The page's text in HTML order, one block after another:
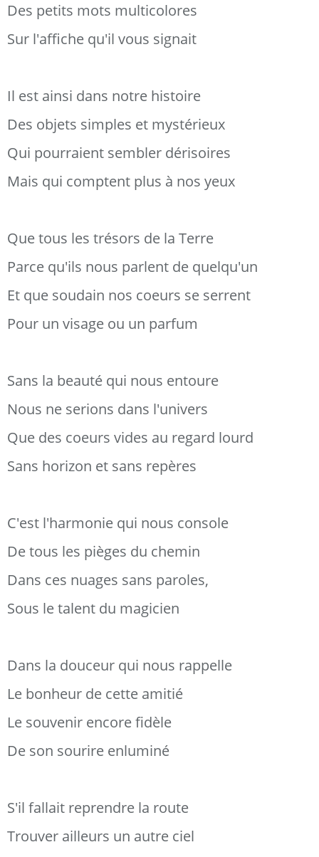
Des petits mots multicolores
Sur l'affiche qu'il vous signait
Il est ainsi dans notre histoire
Des objets simples et mystérieux
Qui pourraient sembler dérisoires
Mais qui comptent plus à nos yeux
Que tous les trésors de la Terre
Parce qu'ils nous parlent de quelqu'un
Et que soudain nos coeurs se serrent
Pour un visage ou un parfum
Sans la beauté qui nous entoure
Nous ne serions dans l'univers
Que des coeurs vides au regard lourd
Sans horizon et sans repères
C'est l'harmonie qui nous console
De tous les pièges du chemin
Dans ces nuages sans paroles,
Sous le talent du magicien
Dans la douceur qui nous rappelle
Le bonheur de cette amitié
Le souvenir encore fidèle
De son sourire enluminé
S'il fallait reprendre la route
Trouver ailleurs un autre ciel